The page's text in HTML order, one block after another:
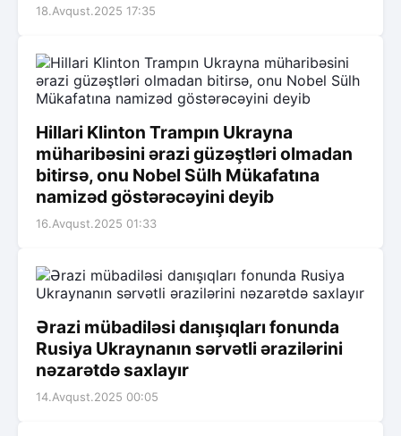
18.Avqust.2025 17:35
Hillari Klinton Trampın Ukrayna
müharibəsini ərazi güzəştləri olmadan
bitirsə, onu Nobel Sülh Mükafatına
namizəd göstərəcəyini deyib
16.Avqust.2025 01:33
Ərazi mübadiləsi danışıqları fonunda
Rusiya Ukraynanın sərvətli ərazilərini
nəzarətdə saxlayır
14.Avqust.2025 00:05